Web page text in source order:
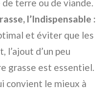
terre ou de viande.
l’Indispensable :
et éviter que les
l’ajout d’un peu
grasse est essentiel.
convient le mieux à